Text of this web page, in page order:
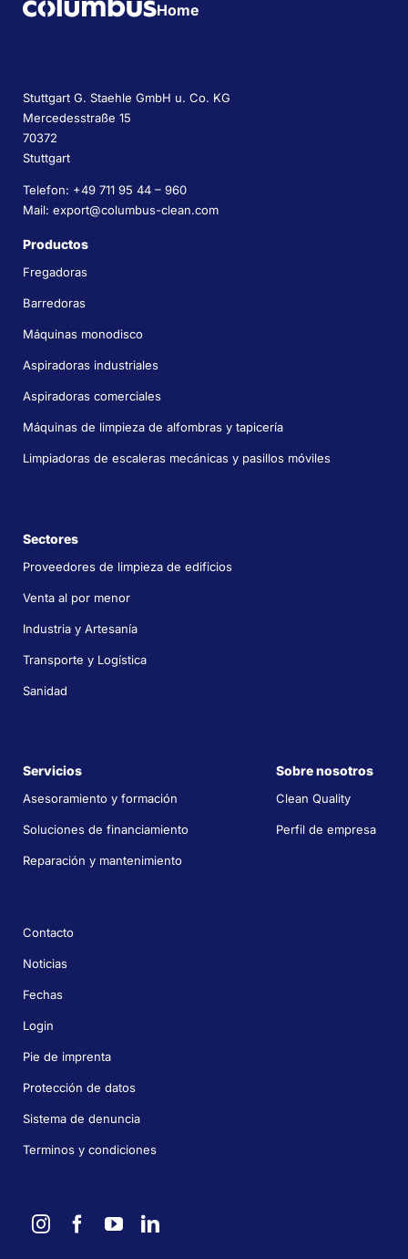
Home
Stuttgart G. Staehle GmbH u. Co. KG
Mercedesstraße 15
70372
Stuttgart
Telefon: +49 711 95 44 – 960
Mail: export@columbus-clean.com
Productos
Fregadoras
Barredoras
Máquinas monodisco
Aspiradoras industriales
Aspiradoras comerciales
Máquinas de limpieza de alfombras y tapicería
Limpiadoras de escaleras mecánicas y pasillos móviles
Sectores
Proveedores de limpieza de edificios
Venta al por menor
Industria y Artesanía
Transporte y Logística
Sanidad
Servicios
Asesoramiento y formación
Soluciones de financiamiento
Reparación y mantenimiento
Sobre nosotros
Clean Quality
Perfil de empresa
Contacto
Noticias
Fechas
Login
Pie de imprenta
Protección de datos
Sistema de denuncia
Terminos y condiciones